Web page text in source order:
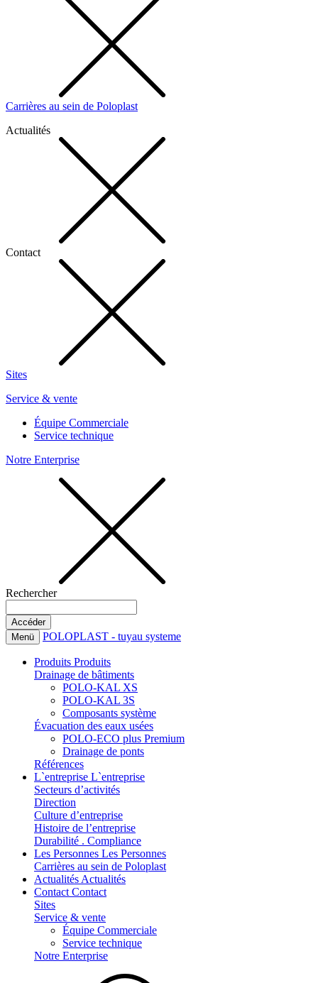
Carrières au sein de Poloplast
Actualités
Contact
Sites
Service & vente
Équipe Commerciale
Service technique
Notre Enterprise
Rechercher
Menü POLOPLAST - tuyau systeme
Produits Produits
Drainage de bâtiments
POLO-KAL XS
POLO-KAL 3S
Composants système
Évacuation des eaux usées
POLO-ECO plus Premium
Drainage de ponts
Références
L`entreprise L`entreprise
Secteurs d’activités
Direction
Culture d’entreprise
Histoire de l’entreprise
Durabilité . Compliance
Les Personnes Les Personnes
Carrières au sein de Poloplast
Actualités Actualités
Contact Contact
Sites
Service & vente
Équipe Commerciale
Service technique
Notre Enterprise